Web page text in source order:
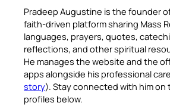
Pradeep Augustine is the founder
faith-driven platform sharing Mass
languages, prayers, quotes,
reflections, and other spiritual
He manages the website and the
apps alongside his professional
story). Stay connected with him on
profiles below.